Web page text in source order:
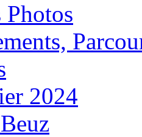
Photos
2024